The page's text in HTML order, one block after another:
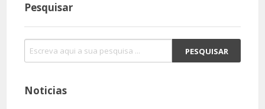
Pesquisar
Noticias